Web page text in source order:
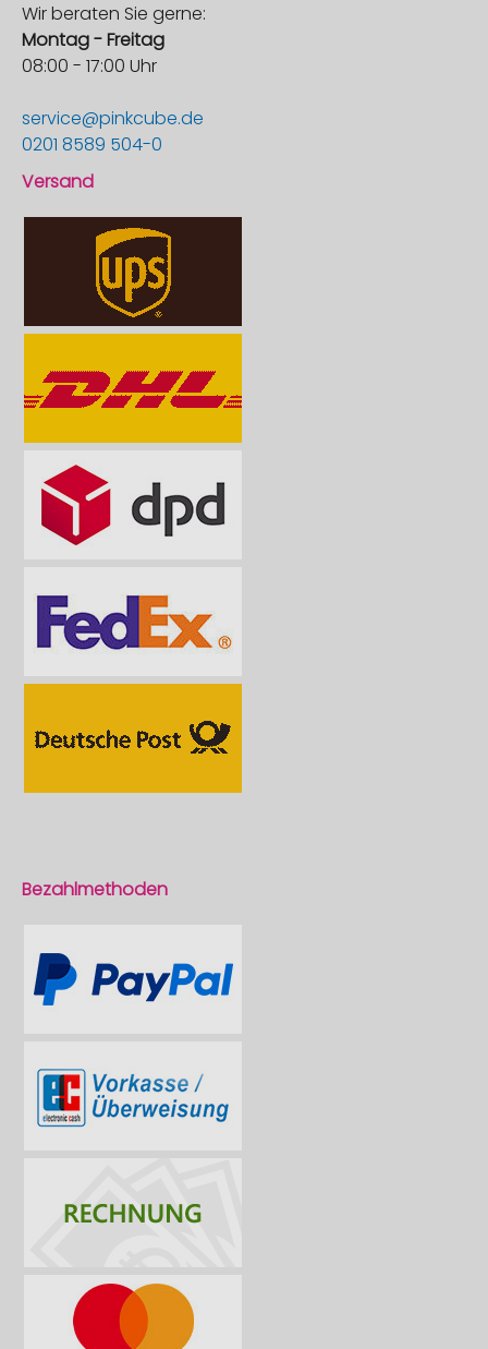
Wir beraten Sie gerne:
Montag - Freitag
08:00 - 17:00 Uhr
service@pinkcube.de
0201 8589 504-0
Versand
Bezahlmethoden